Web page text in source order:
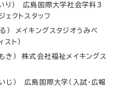
り） 広島国際大学社会学科3
クトスタッフ
メイキングスタジオうみべ
ト）
） 株式会社福祉メイキングス
） 広島国際大学（入試・広報